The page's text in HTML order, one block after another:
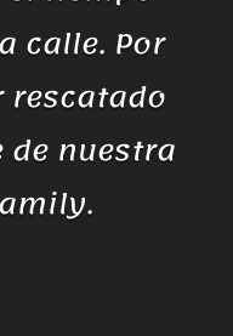
calle. Por
rescatado
nuestra